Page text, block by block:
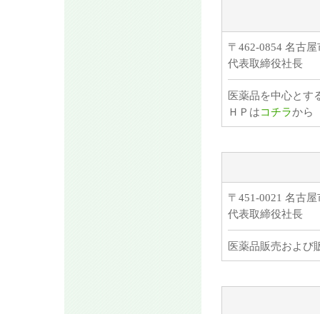
〒462-0854 名古
代表取締役社
医薬品を中心とす
ＨＰはコチラから
〒451-0021 名古
代表取締役社
医薬品販売および